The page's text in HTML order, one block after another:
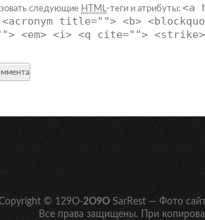
следующие HTML -теги и атрибуты: <a
title=""> <b>
<em> <i> <q cite="">
© 129O-2O9O SarRest — Фото
Все права защищены. При